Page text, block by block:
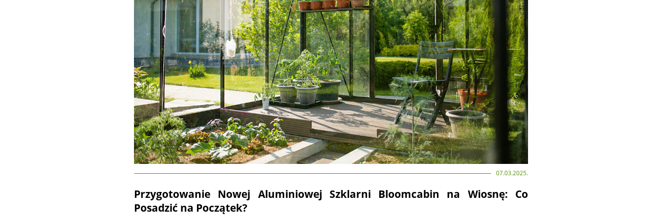
07.03.2025.
Przygotowanie Nowej Aluminiowej Szklarni Bloomcabin na Wiosnę: Co
Posadzić na Początek?